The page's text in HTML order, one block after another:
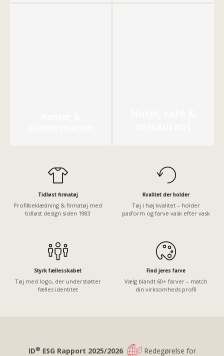
Tidløst firmatøj
Profilbeklædning & firmatøj med
tidløst design siden 1983
Kvalitet der holder
Tøj i høj kvalitet – holder
pasform og farve vask efter vask
Styrk fællesskabet
Tøj med logo, der understøtter
fælles identitet
Find jeres farve
Vælg blandt 60+ farver – match
din virksomheds profil
ID® ESG Rapport 2025/2026
Redegørelse for